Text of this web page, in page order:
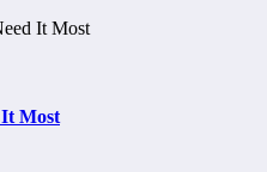
It Most